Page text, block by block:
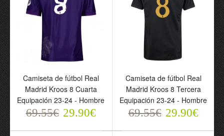
Camiseta de fútbol Real
Madrid Kroos 8 Cuarta
Equipación 23-24 -
Hombre
69.55€
Camiseta de fútbol Real
Madrid Kroos 8 Tercera
Equipación 23-24 -
Hombre
69.55€
Camiseta de fútbol Real
Madrid Kroos 8 Cuarta
Equipación 23-24 - Hombre
69.55€ 29.90€
Camiseta de fútbol Real
Madrid Kroos 8 Tercera
Equipación 23-24 - Hombre
69.55€ 29.90€